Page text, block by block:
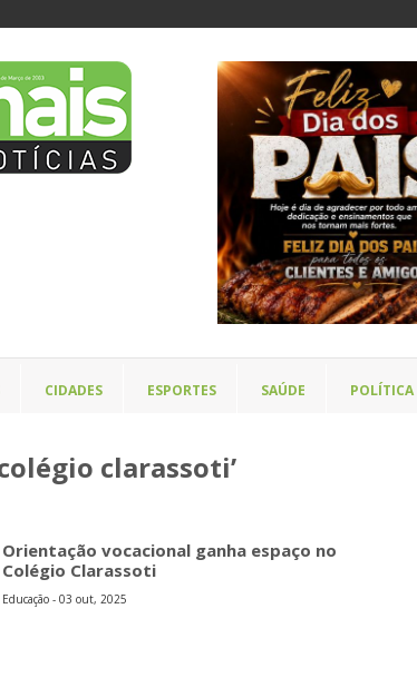
CIDADES ESPORTES SAÚDE POLÍTICA
clarassoti’
Orientação vocacional ganha espaço no
Colégio Clarassoti
Educação - 03 out, 2025